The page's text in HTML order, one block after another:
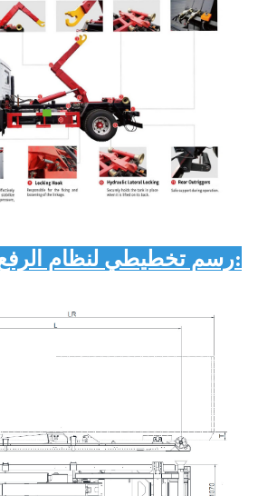
رسم تخطيطي لنظام: